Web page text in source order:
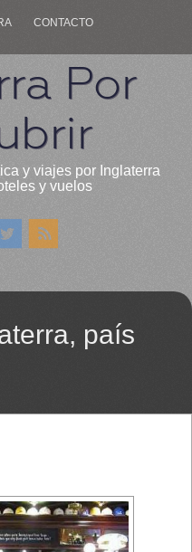
CONTACTO
Por
y viajes por Inglaterra
y vuelos
país